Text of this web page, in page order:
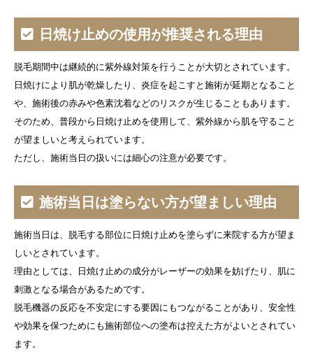
日焼け止めの使用が推奨される理由
脱毛期間中は継続的に紫外線対策を行うことが大切とされています。
日焼けにより肌が乾燥したり、炎症を起こすと施術が延期となること
や、施術後の赤みや色素沈着などのリスクが生じることもあります。
そのため、普段から日焼け止めを使用して、紫外線から肌を守ること
が望ましいと考えられています。
ただし、施術当日の扱いには細心の注意が必要です。
施術当日は塗らない方が望ましい理由
施術当日は、脱毛する部位に日焼け止めを塗らずに来院する方が望ま
しいとされています。
理由としては、日焼け止めの成分がレーザーの効果を妨げたり、肌に
刺激となる場合があるためです。
脱毛機器の反応を不安定にする要因にもつながることがあり、安全性
や効果を保つためにも施術部位への塗布は控えた方がよいとされてい
ます。